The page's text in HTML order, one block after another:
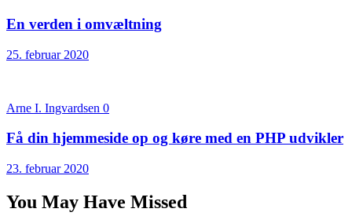
En verden i omvæltning
25. februar 2020
Arne I. Ingvardsen 0
Få din hjemmeside op og køre med en PHP udvikler
23. februar 2020
You May Have Missed